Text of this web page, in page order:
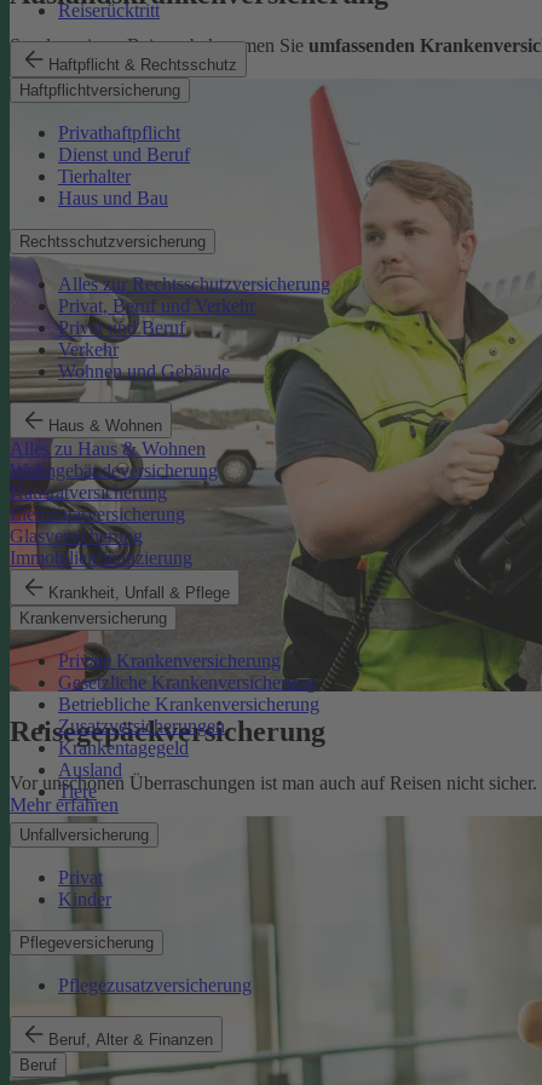
Reiserücktritt
Haftpflicht & Rechtsschutz
Haftpflichtversicherung
Privathaftpflicht
Dienst und Beruf
Tierhalter
Haus und Bau
Rechtsschutzversicherung
Alles zur Rechtsschutzversicherung
Privat, Beruf und Verkehr
Privat und Beruf
Verkehr
Wohnen und Gebäude
Haus & Wohnen
Alles zu Haus & Wohnen
Wohngebäudeversicherung
Hausratversicherung
Elementarversicherung
Glasversicherung
Immobilienfinanzierung
Krankheit, Unfall & Pflege
Krankenversicherung
Private Krankenversicherung
Gesetzliche Krankenversicherung
Betriebliche Krankenversicherung
Zusatzversicherungen
Krankentagegeld
Ausland
Tiere
Unfallversicherung
Privat
Kinder
Pflegeversicherung
Pflegezusatzversicherung
Beruf, Alter & Finanzen
Beruf
Sorglos reisen: Bei uns bekommen Sie umfassenden
Mehr erfahren
Reisegepäckversicherung
Vor unschönen Überraschungen ist man auch auf Reisen nicht
Mehr erfahren